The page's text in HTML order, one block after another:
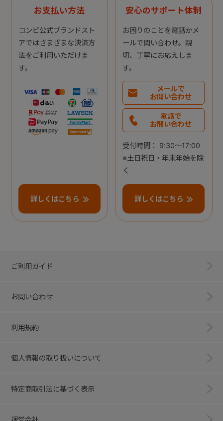
お支払い方法
コンビ公式ブランドスト
アではさまざまな決済方
法をご利用いただけま
す。
詳しくはこちら
安心のサポート体制
お困りのことを電話かメ
ールで問い合わせ。親
切、丁寧にお応えしま
す。
メールで
お問い合わせ
電話で
お問い合わせ
受付時間： 9:30～17:00
※土日祝日・年末年始を除
く
詳しくはこちら
ご利用ガイド
お問い合わせ
利用規約
個人情報の取り扱いについて
特定商取引法に基づく表示